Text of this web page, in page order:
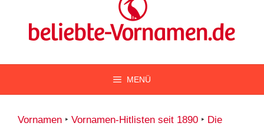
MENÜ
Vornamen ‣ Vornamen-Hitlisten seit 1890 ‣ Die